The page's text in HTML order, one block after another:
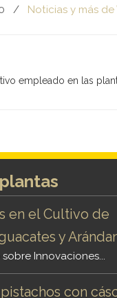
/ Noticias y más de
empleado en las
en el Cultivo de
y
Innovaciones...
con